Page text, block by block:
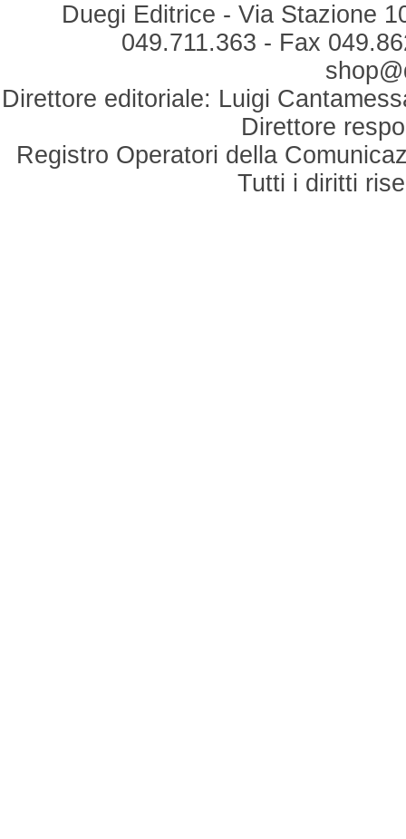
Duegi Editrice - Via Stazione
049.711.363 - Fax
Direttore editoriale: Luigi
Direttore
Registro Operatori della
Tutti i diritti